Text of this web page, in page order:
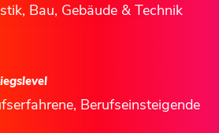
Bau, Gebäude & Technik
Berufseinsteigende